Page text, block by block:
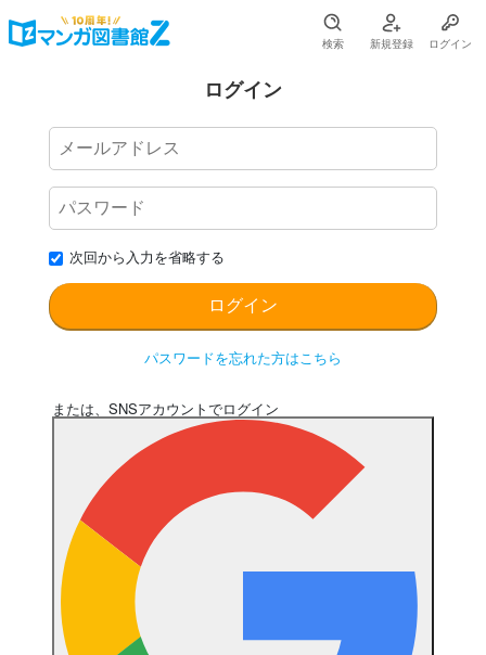
検索 新規登録 ログイン
ログイン
次回から入力を省略する
パスワードを忘れた方はこちら
または、SNSアカウントでログイン